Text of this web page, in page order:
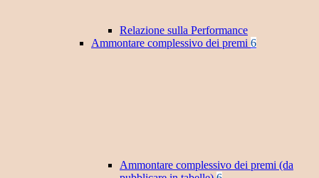
Relazione sulla Performance
Ammontare complessivo dei premi 6
Ammontare complessivo dei premi (da